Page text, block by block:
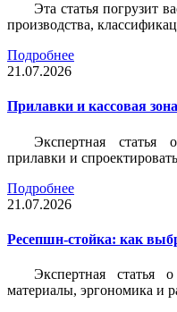
Эта статья погрузит
производства,
Подробнее
21.07.2026
Прилавки и кассовая
Экспертная
прилавки и
Подробнее
21.07.2026
Ресепшн-стойка: как
Экспертная статья
материалы, эргономика и